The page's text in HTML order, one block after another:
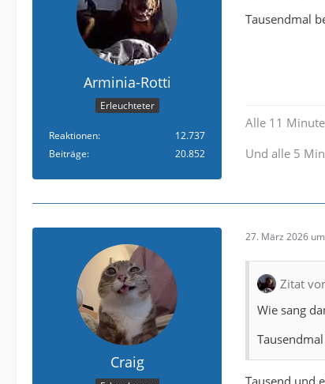
Arminia-Rotti
Erleuchteter
Reaktionen
12.737
Beiträge
20.852
Tausendmal
Alle 11
Und alle 5
Craig
27. März 2026
Zitat
Wie sang